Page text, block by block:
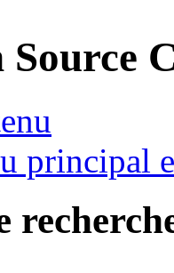
Source
principal